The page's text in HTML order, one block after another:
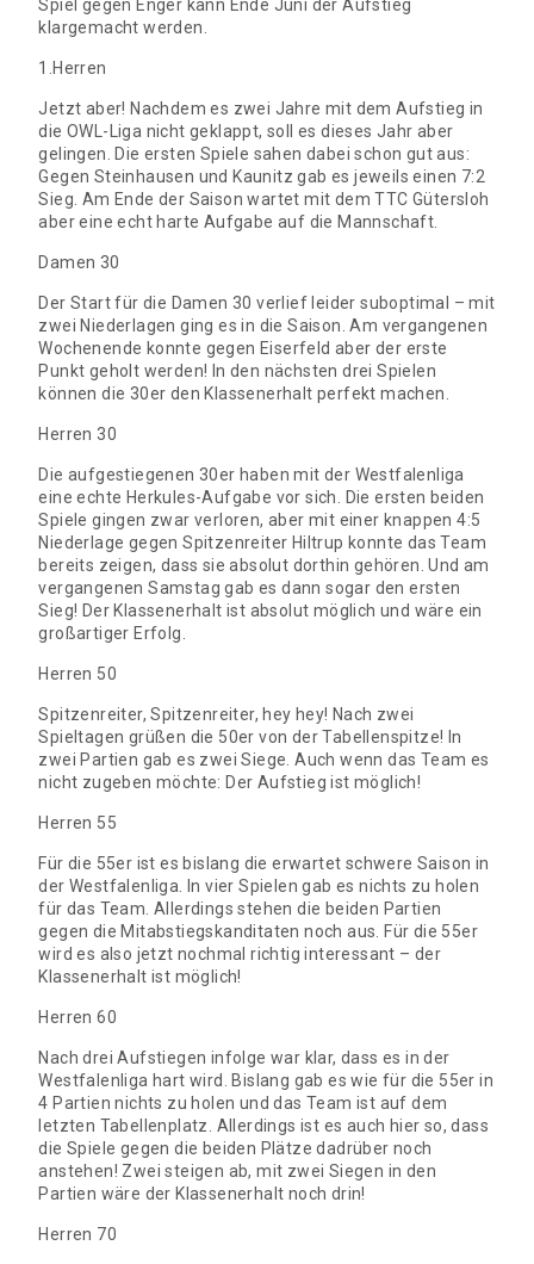
Spiel gegen Enger kann Ende Juni der Aufstieg
klargemacht werden.
1.Herren
Jetzt aber! Nachdem es zwei Jahre mit dem Aufstieg in
die OWL-Liga nicht geklappt, soll es dieses Jahr aber
gelingen. Die ersten Spiele sahen dabei schon gut aus:
Gegen Steinhausen und Kaunitz gab es jeweils einen 7:2
Sieg. Am Ende der Saison wartet mit dem TTC Gütersloh
aber eine echt harte Aufgabe auf die Mannschaft.
Damen 30
Der Start für die Damen 30 verlief leider suboptimal – mit
zwei Niederlagen ging es in die Saison. Am vergangenen
Wochenende konnte gegen Eiserfeld aber der erste
Punkt geholt werden! In den nächsten drei Spielen
können die 30er den Klassenerhalt perfekt machen.
Herren 30
Die aufgestiegenen 30er haben mit der Westfalenliga
eine echte Herkules-Aufgabe vor sich. Die ersten beiden
Spiele gingen zwar verloren, aber mit einer knappen 4:5
Niederlage gegen Spitzenreiter Hiltrup konnte das Team
bereits zeigen, dass sie absolut dorthin gehören. Und am
vergangenen Samstag gab es dann sogar den ersten
Sieg! Der Klassenerhalt ist absolut möglich und wäre ein
großartiger Erfolg.
Herren 50
Spitzenreiter, Spitzenreiter, hey hey! Nach zwei
Spieltagen grüßen die 50er von der Tabellenspitze! In
zwei Partien gab es zwei Siege. Auch wenn das Team es
nicht zugeben möchte: Der Aufstieg ist möglich!
Herren 55
Für die 55er ist es bislang die erwartet schwere Saison in
der Westfalenliga. In vier Spielen gab es nichts zu holen
für das Team. Allerdings stehen die beiden Partien
gegen die Mitabstiegskanditaten noch aus. Für die 55er
wird es also jetzt nochmal richtig interessant – der
Klassenerhalt ist möglich!
Herren 60
Nach drei Aufstiegen infolge war klar, dass es in der
Westfalenliga hart wird. Bislang gab es wie für die 55er in
4 Partien nichts zu holen und das Team ist auf dem
letzten Tabellenplatz. Allerdings ist es auch hier so, dass
die Spiele gegen die beiden Plätze dadrüber noch
anstehen! Zwei steigen ab, mit zwei Siegen in den
Partien wäre der Klassenerhalt noch drin!
Herren 70